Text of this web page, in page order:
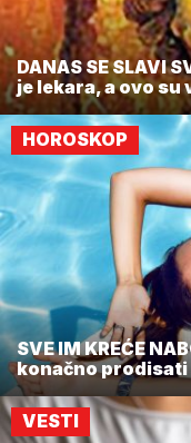
DANAS SE SLAVI
je lekara, a ovo su
HOROSKOP
SVE IM KREĆE
konačno prodisati
VESTI